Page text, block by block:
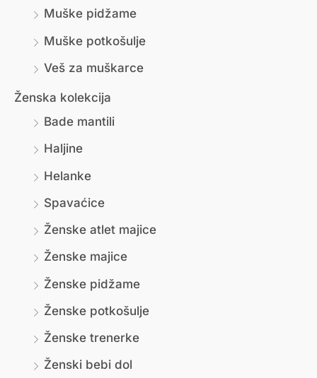
Muške pidžame
Muške potkošulje
Veš za muškarce
Ženska kolekcija
Bade mantili
Haljine
Helanke
Spavaćice
Ženske atlet majice
Ženske majice
Ženske pidžame
Ženske potkošulje
Ženske trenerke
Ženski bebi dol